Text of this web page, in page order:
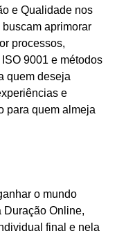
e Qualidade nos
aprimorar
processos,
9001 e métodos
quem deseja
e
para quem almeja
o mundo
Duração Online,
final e nela